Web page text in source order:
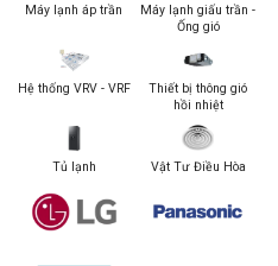
Máy lạnh áp trần
Máy lạnh giấu trần -
Ống gió
Hệ thống VRV - VRF
Thiết bị thông gió
hồi nhiệt
Tủ lạnh Vật Tư Điều Hòa